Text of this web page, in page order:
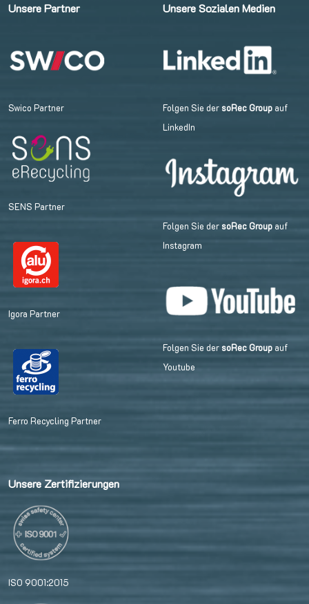
Unsere Partner
Swico Partner
SENS Partner
Igora Partner
Ferro Recycling Partner
Unsere Sozialen Medien
Folgen Sie der soRec Group auf
LinkedIn
Folgen Sie der soRec Group auf
Instagram
Folgen Sie der soRec Group auf
Youtube
Unsere Zertifizierungen
ISO 9001:2015